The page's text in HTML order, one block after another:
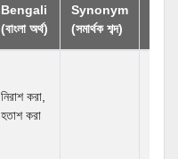
Bengali
(বাংলা অর্থ)
Synonym
(সমার্থক শব্দ)
নিরাশ করা,
হতাশ করা